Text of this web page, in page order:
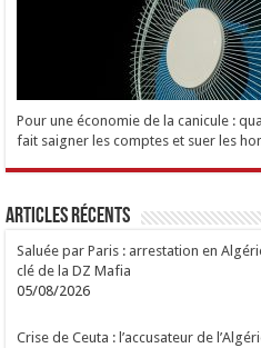
Pour une économie de la canicule :
fait saigner les comptes et suer les
Articles Récents
Saluée par Paris : arrestation en
clé de la DZ Mafia
05/08/2026
Crise de Ceuta : l’accusateur de